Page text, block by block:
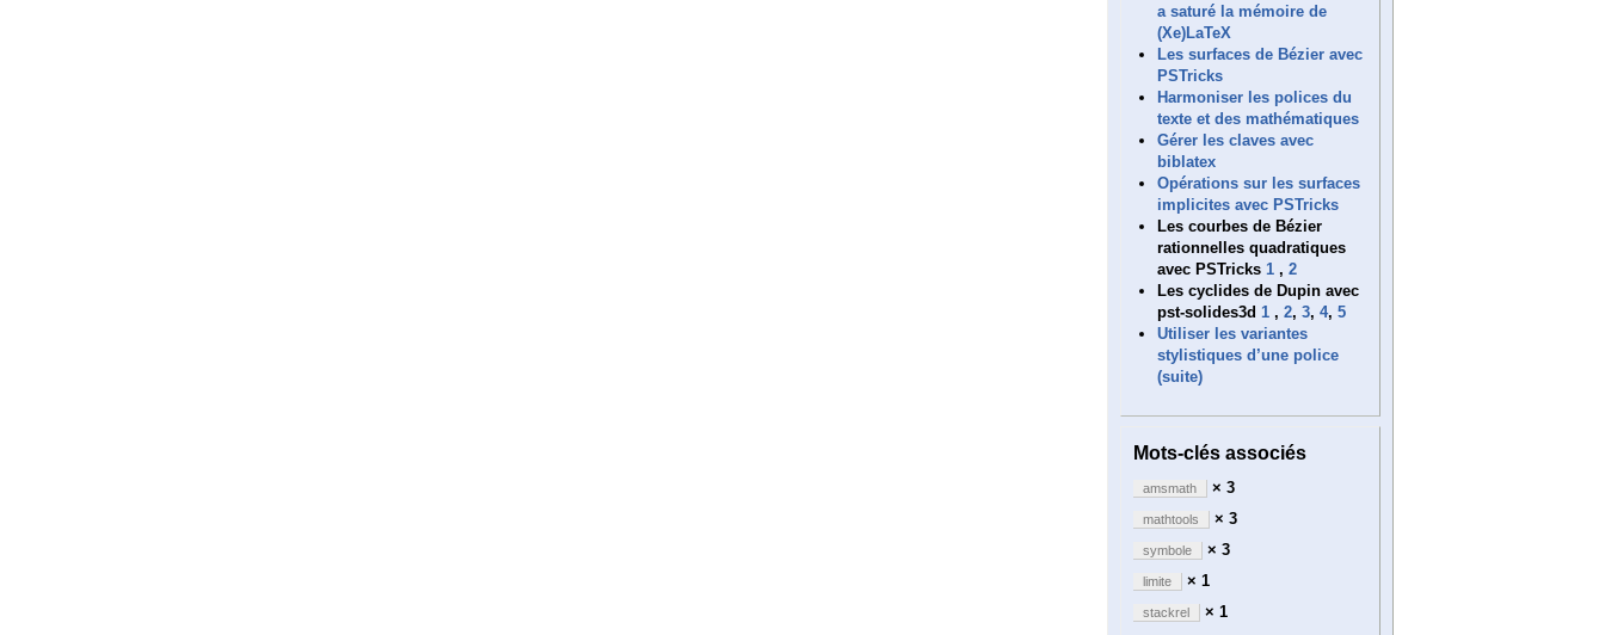
a saturé la mémoire de
(Xe)LaTeX
Les surfaces de Bézier avec
PSTricks
Harmoniser les polices du
texte et des mathématiques
Gérer les claves avec
biblatex
Opérations sur les surfaces
implicites avec PSTricks
Les courbes de Bézier
rationnelles quadratiques
avec PSTricks 1 , 2
Les cyclides de Dupin avec
pst-solides3d 1 , 2, 3, 4, 5
Utiliser les variantes
stylistiques d’une police
(suite)
Mots-clés associés
amsmath × 3
mathtools × 3
symbole × 3
limite × 1
stackrel × 1